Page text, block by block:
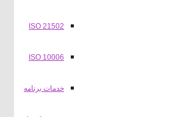
ISO 21502
ISO 10006
خدمات برنامه